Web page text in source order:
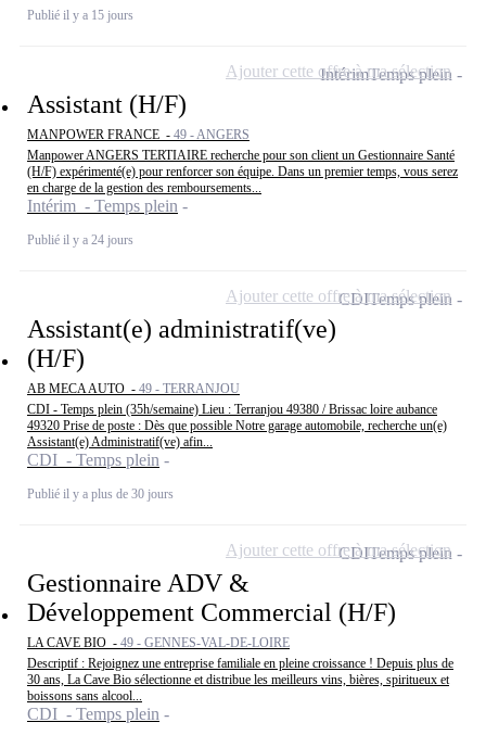
Publié il y a 15 jours
Assistant (H/F)
MANPOWER FRANCE - 49 - ANGERS
Manpower ANGERS TERTIAIRE recherche pour son client un Gestionnaire Santé
(H/F) expérimenté(e) pour renforcer son équipe. Dans un premier temps, vous serez
en charge de la gestion des remboursements...
Intérim - Temps plein
Publié il y a 24 jours
IntérimTemps plein
Ajouter cette offre à ma sélection
Assistant(e) administratif(ve)
(H/F)
AB MECA AUTO - 49 - TERRANJOU
CDI - Temps plein (35h/semaine) Lieu : Terranjou 49380 / Brissac loire aubance
49320 Prise de poste : Dès que possible Notre garage automobile, recherche un(e)
Assistant(e) Administratif(ve) afin...
CDI - Temps plein
Publié il y a plus de 30 jours
CDITemps plein
Ajouter cette offre à ma sélection
Gestionnaire ADV &
Développement Commercial (H/F)
LA CAVE BIO - 49 - GENNES-VAL-DE-LOIRE
Descriptif : Rejoignez une entreprise familiale en pleine croissance ! Depuis plus de
30 ans, La Cave Bio sélectionne et distribue les meilleurs vins, bières, spiritueux et
boissons sans alcool...
CDI - Temps plein
CDITemps plein
Ajouter cette offre à ma sélection